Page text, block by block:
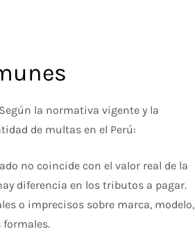
la normativa vigente y la
de multas en el Perú:
no coincide con el valor real de la
diferencia en los tributos a pagar.
o imprecisos sobre marca, modelo,
formales.